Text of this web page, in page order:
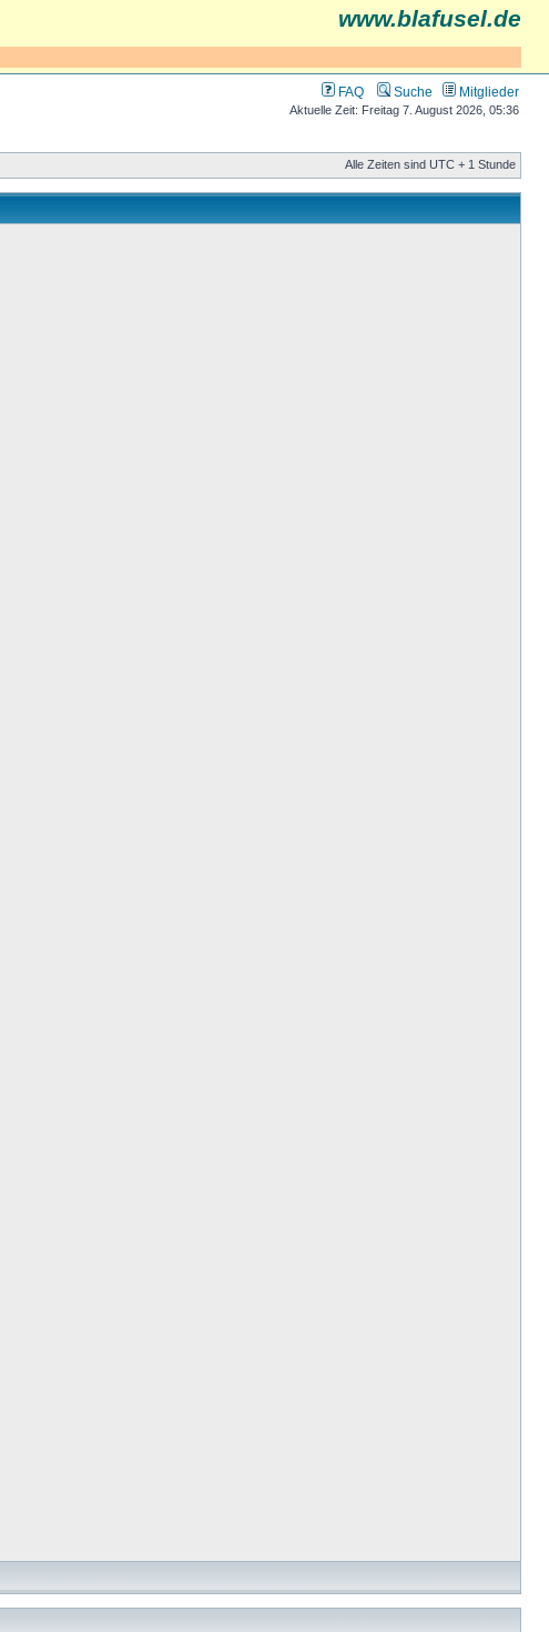
www.blafusel.de
FAQ Suche Mitglieder
Aktuelle Zeit: Freitag 7. August 2026, 05:36
Alle Zeiten sind UTC + 1 Stunde